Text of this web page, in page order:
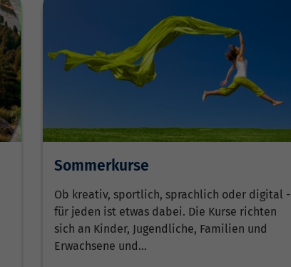
Sommerkurse
Ob kreativ, sportlich, sprachlich oder digital -
für jeden ist etwas dabei. Die Kurse richten
sich an Kinder, Jugendliche, Familien und
Erwachsene und…